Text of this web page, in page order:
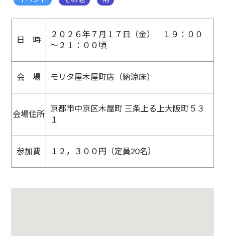
日 時
２０２６年７月１７日（金） １９：００
～２１：００頃
会 場 モリタ屋木屋町店（納涼床）
会場住所
京都市中京区木屋町 三条上る上大阪町５３
１
参加費 １２，３００円（定員20名）